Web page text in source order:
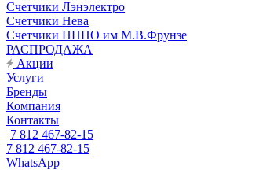
Счетчики Лэнэлектро
Счетчики Нева
Счетчики ННПО им М.В.Фрунзе
РАСПРОДАЖА
Акции
Услуги
Бренды
Компания
Контакты
7 812 467-82-15
7 812 467-82-15
WhatsApp